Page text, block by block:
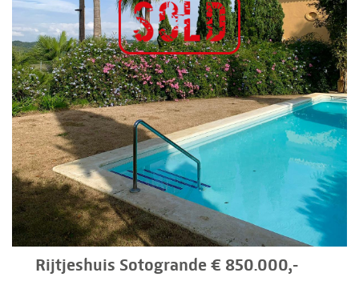
Rijtjeshuis Sotogrande € 850.000,-